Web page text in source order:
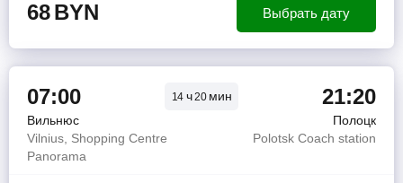
68BYN Выбрать дату
07:00 14 ч20 мин 21:20
Вильнюс
Полоцк
Vilnius, Shopping Centre
Panorama
Polotsk Coach station